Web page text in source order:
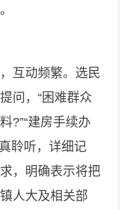
互动频繁。选民
问，“困难群众
?”“建房手续办
聆听，详细记
，明确表示将把
人大及相关部